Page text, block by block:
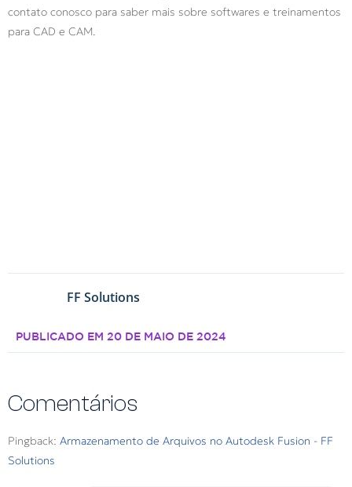
contato conosco para saber mais sobre softwares e treinamentos
para CAD e CAM.
FF Solutions
PUBLICADO EM 20 DE MAIO DE 2024
Comentários
Pingback: Armazenamento de Arquivos no Autodesk Fusion - FF
Solutions